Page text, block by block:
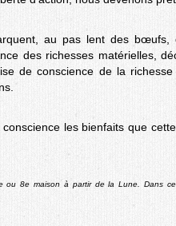
au pas lent des bœufs,
des richesses matérielles,
de conscience de la
les bienfaits que
8e maison à partir de la Lune. Dans